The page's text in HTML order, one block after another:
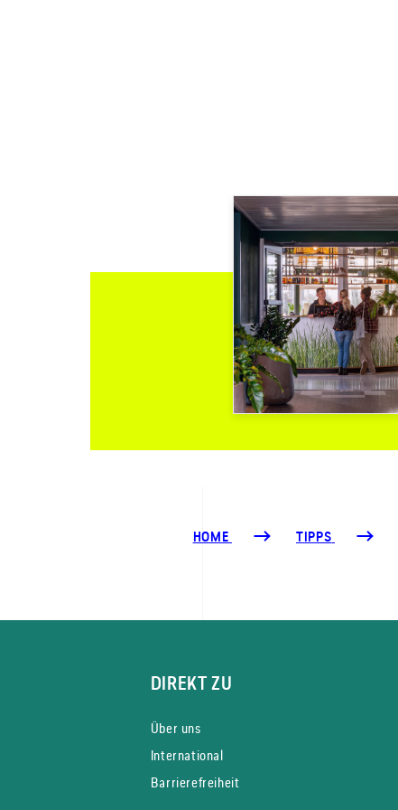
HOME TIPPS
DIREKT ZU
Über uns
International
Barrierefreiheit